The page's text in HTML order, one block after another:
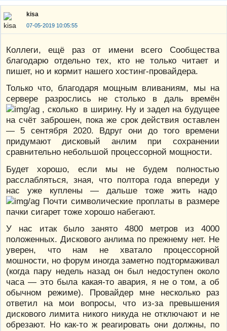
kisa
07-05-2019 10:05:55
Коллеги, ещё раз от имени всего Сообщества
благодарю отдельно тех, кто не только читает и
пишет, но и кормит нашего хостинг-провайдера.
Только что, благодаря мощным вливаниям, мы на
сервере разрослись не столько в даль времён
, сколько в ширину. Ну и задел на будущее
на счёт заброшен, пока же срок действия оставлен
— 5 сентября 2020. Вдруг они до того времени
придумают дисковый анлим при сохранении
сравнительно небольшой процессорной мощности.
Будет хорошо, если мы не будем полностью
расслабляться, зная, что полтора года впереди у
нас уже куплены — дальше тоже жить надо
Почти символические проплаты в размере
пачки сигарет тоже хорошо набегают.
У нас итак было занято 4800 метров из 4000
положенных. Дискового анлима по прежнему нет. Не
уверен, что нам не хватало процессорной
мошности, но форум иногда заметно подтормаживал
(когда пару недель назад он был недоступен около
часа — это была какая-то авария, я не о том, а об
обычном режиме). Провайдер мне несколько раз
ответил на мои вопросы, что из-за превышения
дискового лимита никого никуда не отключают и не
обрезают. Но как-то ж реагировать они должны, по